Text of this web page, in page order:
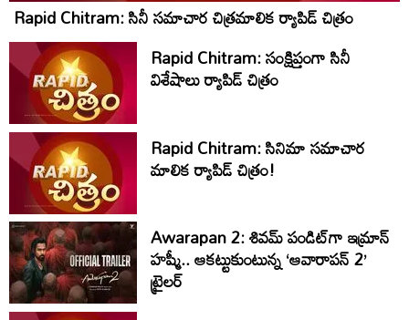
Rapid Chitram: సినీ సమాచార చిత్రమాలిక ర్యాపిడ్‌ చిత్రం
Rapid Chitram: సంక్షిప్తంగా సినీ
విశేషాలు ర్యాపిడ్ చిత్రం
Rapid Chitram: సినిమా సమాచార
మాలిక ర్యాపిడ్ చిత్రం!
Awarapan 2: శివమ్ పండిట్‌గా ఇమ్రాన్
హష్మీ.. ఆకట్టుకుంటున్న ‘ఆవారాపన్ 2’
ట్రైలర్